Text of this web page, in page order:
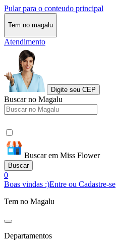
Pular para o conteudo principal
Tem no magalu
Atendimento
Digite seu CEP
Buscar no Magalu
Buscar em Miss Flower
Buscar
0
Boas vindas :)Entre ou Cadastre-se
Tem no Magalu
Departamentos